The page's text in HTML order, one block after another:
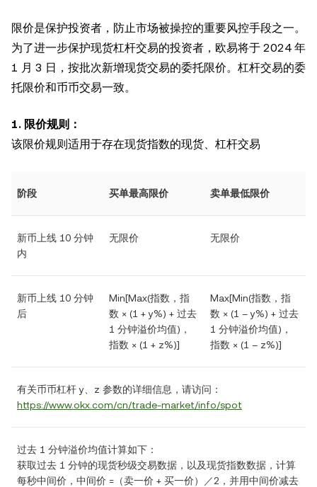
限价是保护投资者，防止市场被操控的重要风控手段之一。
为了进一步保护现货杠杆交易的投资者，欧易将于 2024 年
1 月 3 日，按批次新增现货交易的委托限价。杠杆交易的委
托限价和币币交易一致。
1. 限价规则：
该限价规则适用于存在现货指数的现货、杠杆交易
阶段 买单最高限价 卖单最低限价
新币上线 10 分钟
内
无限价 无限价
新币上线 10 分钟
后
Min[Max(指数，指
数 × (1 + y%) + 过去
1 分钟溢价均值)，
指数 × (1 + z%)]
Max[Min(指数，指
数 × (1 – y%) + 过去
1 分钟溢价均值)，
指数 × (1 – z%)]
有关币币杠杆 y、z 参数的详细信息，请访问：
https://www.okx.com/cn/trade-market/info/spot
过去 1 分钟溢价均值计算如下：
获取过去 1 分钟的现货秒级交易数据，以及现货指数数据，计算
每秒中间价，中间价 =（卖一价 + 买一价）／2，并用中间价减去